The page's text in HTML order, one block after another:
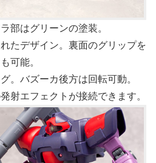
部はグリーンの塗装。
たデザイン。裏面のグリップを
可能。
。バズーカ後方は回転可動。
射エフェクトが接続できます。